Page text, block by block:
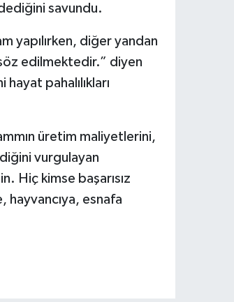
savundu.
yapılırken, diğer yandan
söz edilmektedir.” diyen
pahalılıkları
üretim maliyetlerini,
vurgulayan
Hiç kimse başarısız
esnafa